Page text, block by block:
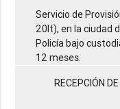
Servicio de
20lt), en la ciudad
Policía bajo
12 meses.
RECEPCIÓN